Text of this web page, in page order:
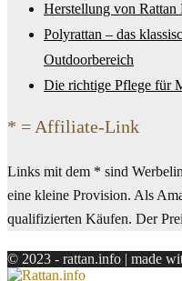
Herstellung von Rattan
Polyrattan – das
Outdoorbereich
Die richtige Pflege für
* = Affiliate-Link
Links mit dem * sind
eine kleine Provision. Als
qualifizierten Käufen. Der
© 2023 - rattan.info | made